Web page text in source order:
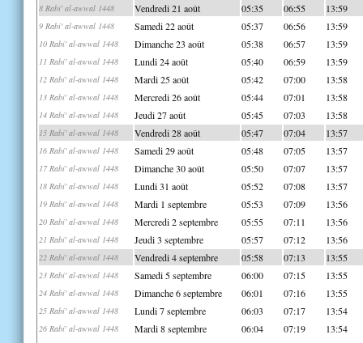
8 Rabi' al-awwal 1448 Vendredi 21 août 05:35 06:55 13:59
9 Rabi' al-awwal 1448 Samedi 22 août 05:37 06:56 13:59
10 Rabi' al-awwal 1448 Dimanche 23 août 05:38 06:57 13:59
11 Rabi' al-awwal 1448 Lundi 24 août 05:40 06:59 13:59
12 Rabi' al-awwal 1448 Mardi 25 août 05:42 07:00 13:58
13 Rabi' al-awwal 1448 Mercredi 26 août 05:44 07:01 13:58
14 Rabi' al-awwal 1448 Jeudi 27 août 05:45 07:03 13:58
15 Rabi' al-awwal 1448 Vendredi 28 août 05:47 07:04 13:57
16 Rabi' al-awwal 1448 Samedi 29 août 05:48 07:05 13:57
17 Rabi' al-awwal 1448 Dimanche 30 août 05:50 07:07 13:57
18 Rabi' al-awwal 1448 Lundi 31 août 05:52 07:08 13:57
19 Rabi' al-awwal 1448 Mardi 1 septembre 05:53 07:09 13:56
20 Rabi' al-awwal 1448 Mercredi 2 septembre 05:55 07:11 13:56
21 Rabi' al-awwal 1448 Jeudi 3 septembre 05:57 07:12 13:56
22 Rabi' al-awwal 1448 Vendredi 4 septembre 05:58 07:13 13:55
23 Rabi' al-awwal 1448 Samedi 5 septembre 06:00 07:15 13:55
24 Rabi' al-awwal 1448 Dimanche 6 septembre 06:01 07:16 13:55
25 Rabi' al-awwal 1448 Lundi 7 septembre 06:03 07:17 13:54
26 Rabi' al-awwal 1448 Mardi 8 septembre 06:04 07:19 13:54